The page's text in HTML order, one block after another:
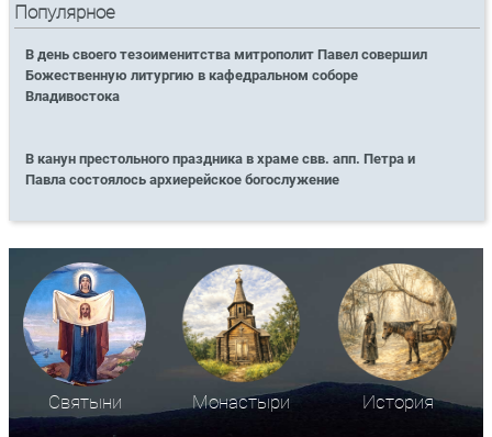
Популярное
В день своего тезоименитства митрополит Павел совершил
Божественную литургию в кафедральном соборе
Владивостока
В канун престольного праздника в храме свв. апп. Петра и
Павла состоялось архиерейское богослужение
Святыни Монастыри История